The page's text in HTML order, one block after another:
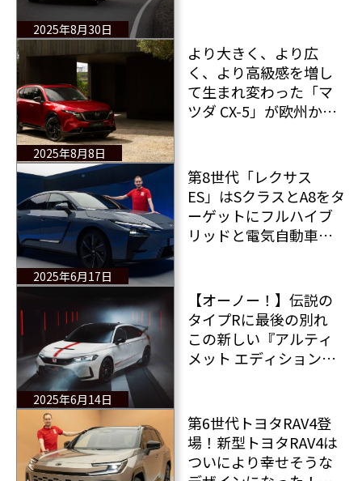
2025年8月30日
2025年8月8日
より大きく、より広
く、より高級感を増し
て生まれ変わった「マ
ツダ CX-5」が欧州から
2025年6月17日
第8世代「レクサス
ES」はSクラスとA8をタ
ーゲットにフルハイブ
リッドと電気自動車と
2025年6月14日
【オーノー！】伝説の
タイプRに最後の別れ
この新しい『アルティ
メット エディション』
るものだ・・・
第6世代トヨタRAV4登
場！新型トヨタRAV4は
ついにより幸せそうな